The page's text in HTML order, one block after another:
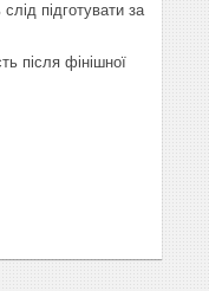
підготувати за
після фінішної